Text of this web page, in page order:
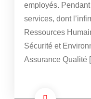
employés.
services, dont
Ressources
Sécurité et
Assurance Qualité